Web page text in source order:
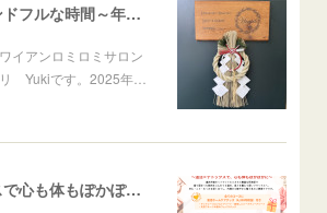
”今、ここ”マインドフルな時間～年末のご挨拶～
アンロミロミサロン
Yukiです。2025年…
温活＆デトックスで心も体もぽかぽかに♪冬のスペシャルメニュー